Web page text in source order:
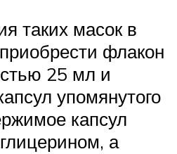
таких масок в
флакон
25 мл и
упомянутого
капсул
а